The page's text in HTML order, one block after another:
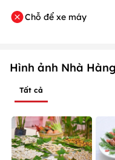
Chỗ để xe máy
Hình ảnh Nhà
Tất cả